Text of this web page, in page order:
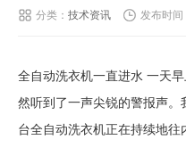
分类： 技术资讯 发布时间
全自动洗衣机一直进水 一天
然听到了一声尖锐的警报声
台全自动洗衣机正在持续地